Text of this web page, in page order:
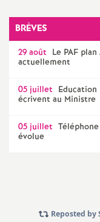
BRÈVES
29 août Le PAF plan
actuellement
05 juillet
écrivent au Ministre
05 juillet
évolue